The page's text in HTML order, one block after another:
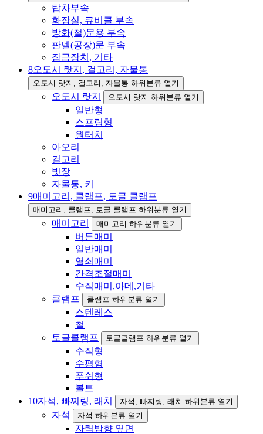
탑차부속
화장실, 큐비클 부속
방화(철)문용 부속
판넬(공장)문 부속
잠금장치, 기타
8오도시 랏지, 걸고리, 자물통
오도시 랏지, 걸고리, 자물통 하위분류 열기
오도시 랏지 오도시 랏지 하위분류 열기
일반형
스프링형
원터치
아오리
걸고리
빗장
자물통, 키
9매미고리, 클램프, 토글 클램프
매미고리, 클램프, 토글 클램프 하위분류 열기
매미고리 매미고리 하위분류 열기
버튼매미
일반매미
열쇠매미
간격조절매미
수직매미,아데,기타
클램프
클램프 하위분류 열기
스텐레스
철
토글클램프
토글클램프 하위분류 열기
수직형
수평형
푸쉬형
볼트
10자석, 빠찌링, 래치 자석, 빠찌링, 래치 하위분류 열기
자석 자석 하위분류 열기
자력방향 옆면